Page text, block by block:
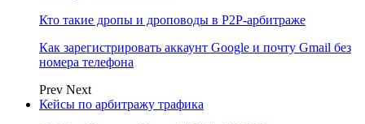
Кто такие дропы и дроповоды в P2P-арбитраже
Как зарегистрировать аккаунт Google и почту Gmail без
номера телефона
Prev Next
Кейсы по арбитражу трафика